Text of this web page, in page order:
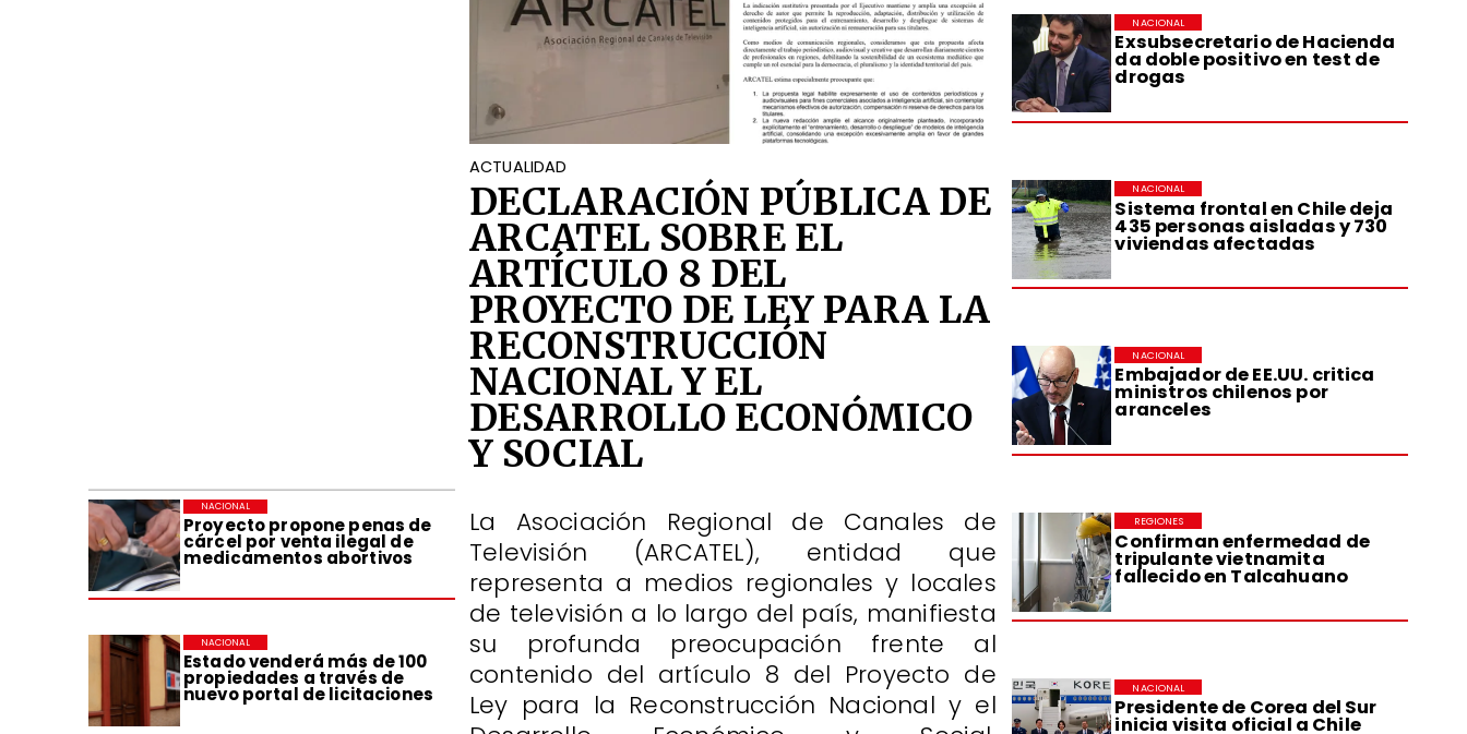
Exsubsecretario de Hacienda
da doble positivo en test de
drogas
NACIONAL
Sistema frontal en Chile deja
435 personas aisladas y 730
viviendas afectadas
NACIONAL
Embajador de EE.UU. critica
ministros chilenos por
aranceles
NACIONAL
Confirman enfermedad de
tripulante vietnamita
fallecido en Talcahuano
REGIONES
Presidente de Corea del Sur
inicia visita oficial a Chile
NACIONAL
Proyecto propone penas de
cárcel por venta ilegal de
medicamentos abortivos
NACIONAL
Estado venderá más de 100
propiedades a través de
nuevo portal de licitaciones
NACIONAL
ACTUALIDAD
DECLARACIÓN PÚBLICA DE
ARCATEL SOBRE EL
ARTÍCULO 8 DEL
PROYECTO DE LEY PARA LA
RECONSTRUCCIÓN
NACIONAL Y EL
DESARROLLO ECONÓMICO
Y SOCIAL
La Asociación Regional de Canales de
Televisión (ARCATEL), entidad que
representa a medios regionales y locales
de televisión a lo largo del país, manifiesta
su profunda preocupación frente al
contenido del artículo 8 del Proyecto de
Ley para la Reconstrucción Nacional y el